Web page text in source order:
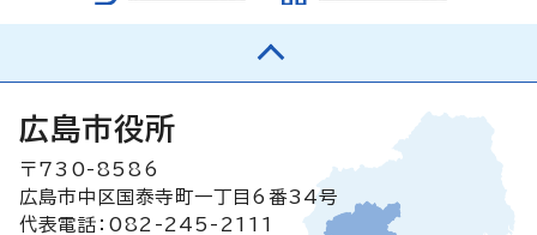
広島市役所
〒730-8586
広島市中区国泰寺町一丁目6番34号
代表電話：082-245-2111